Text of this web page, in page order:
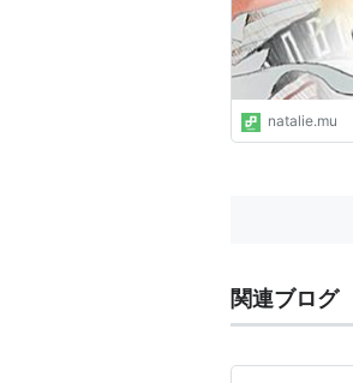
natalie.mu
関連ブログ